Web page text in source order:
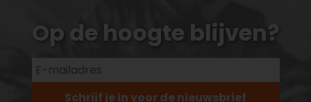
Op de hoogte blijven?
Schrijf je in voor de nieuwsbrief